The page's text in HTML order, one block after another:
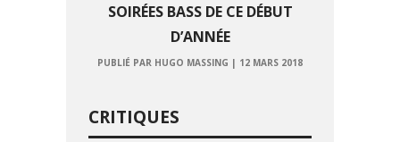
SOIRÉES BASS DE CE DÉBUT
D’ANNÉE
PUBLIÉ PAR HUGO MASSING | 12 MARS 2018
CRITIQUES